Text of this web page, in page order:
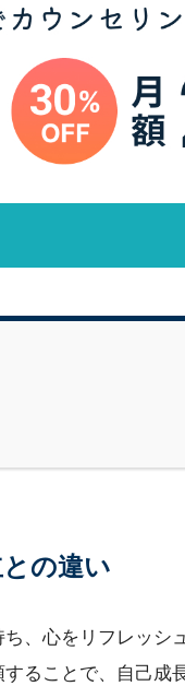
の違い
、心をリフレッシ
ることで、自己成